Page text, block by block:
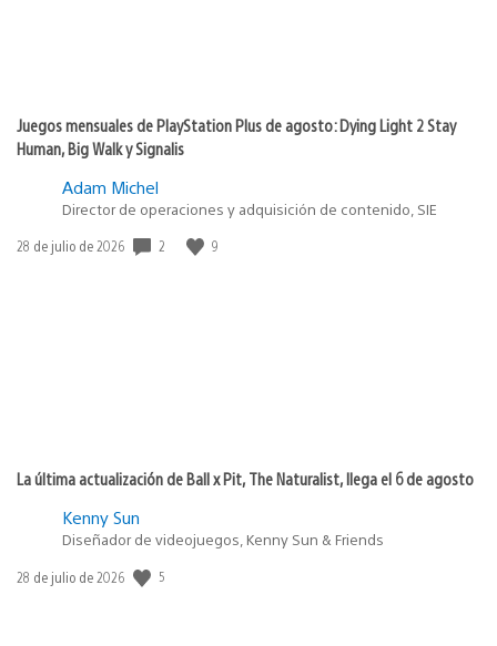
Juegos mensuales de PlayStation Plus de agosto: Dying Light 2 Stay
Human, Big Walk y Signalis
Adam Michel
Director de operaciones y adquisición de contenido, SIE
Fecha
28 de julio de 2026 2 9
La última actualización de Ball x Pit, The Naturalist, llega el 6 de agosto
Kenny Sun
Diseñador de videojuegos, Kenny Sun & Friends
Fecha
28 de julio de 2026 5